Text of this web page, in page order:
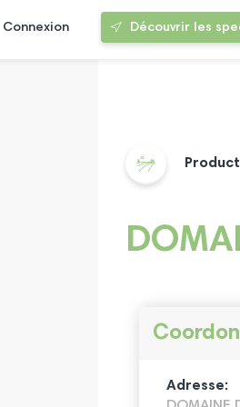
Connexion Découvrir les
Adresse: